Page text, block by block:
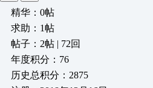
精华：0帖
求助：1帖
帖子：2帖 | 72回
年度积分：76
历史总积分：2875